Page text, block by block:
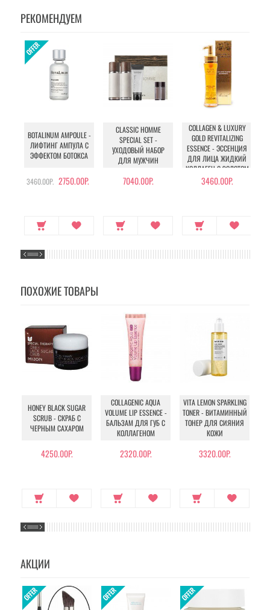
РЕКОМЕНДУЕМ
BOTALINUM AMPOULE -
ЛИФТИНГ АМПУЛА С
ЭФФЕКТОМ БОТОКСА
3460.00Р. 2750.00Р.
CLASSIC HOMME
SPECIAL SET -
УХОДОВЫЙ НАБОР
ДЛЯ МУЖЧИН
7040.00Р.
COLLAGEN & LUXURY
GOLD REVITALIZING
ESSENCE - ЭССЕНЦИЯ
ДЛЯ ЛИЦА ЖИДКИЙ
КОЛЛАГЕН С ЗОЛОТОМ
3460.00Р.
ПОХОЖИЕ ТОВАРЫ
HONEY BLACK SUGAR
SCRUB - СКРАБ С
ЧЕРНЫМ САХАРОМ
4250.00Р.
COLLAGENIC AQUA
VOLUME LIP ESSENCE -
БАЛЬЗАМ ДЛЯ ГУБ С
КОЛЛАГЕНОМ
2320.00Р.
VITA LEMON SPARKLING
TONER - ВИТАМИННЫЙ
ТОНЕР ДЛЯ СИЯНИЯ
КОЖИ
3320.00Р.
АКЦИИ